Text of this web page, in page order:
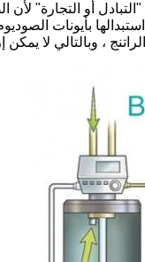
أو التجارة" لأن
بأيونات
، وبالتالي لا يمكن